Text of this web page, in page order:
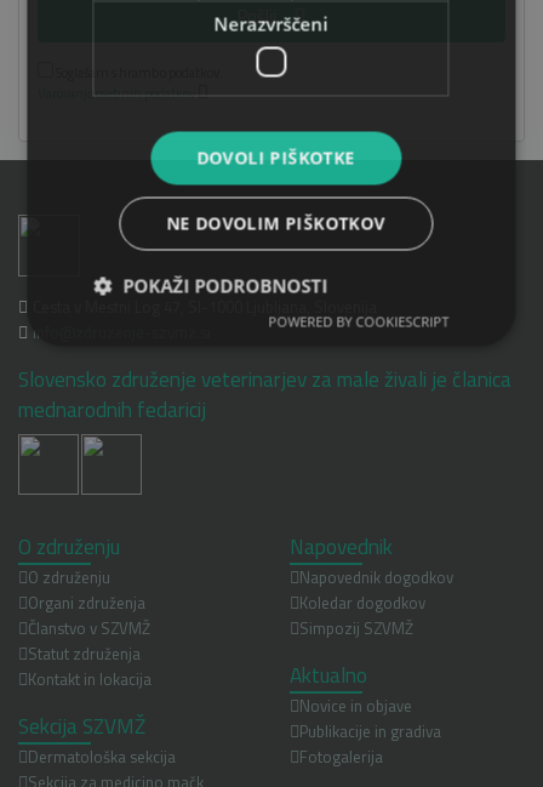
Pošlji
Varovanje osebnih podatkov
info@zdruzenje-szvmz.si
Slovensko združenje veterinarjev za male živali je članica
mednarodnih fedaricij
O združenju
O združenju
Organi združenja
Članstvo v SZVMŽ
Statut združenja
Kontakt in lokacija
Sekcija SZVMŽ
Dermatološka sekcija
Sekcija za medicino mačk
Napovednik
Napovednik dogodkov
Koledar dogodkov
Simpozij SZVMŽ
Aktualno
Novice in objave
Publikacije in gradiva
Fotogalerija
Nerazvrščeni
DOVOLI PIŠKOTKE
NE DOVOLIM PIŠKOTKOV
POKAŽI PODROBNOSTI
POWERED BY COOKIESCRIPT